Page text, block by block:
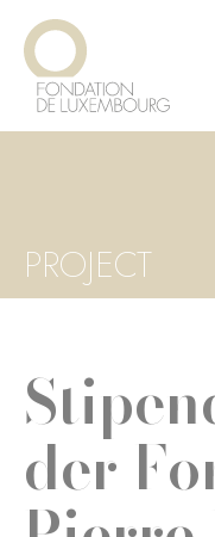
Direkt
zum
Inhalt
PROJECT
der
Cookie-Einstellungen